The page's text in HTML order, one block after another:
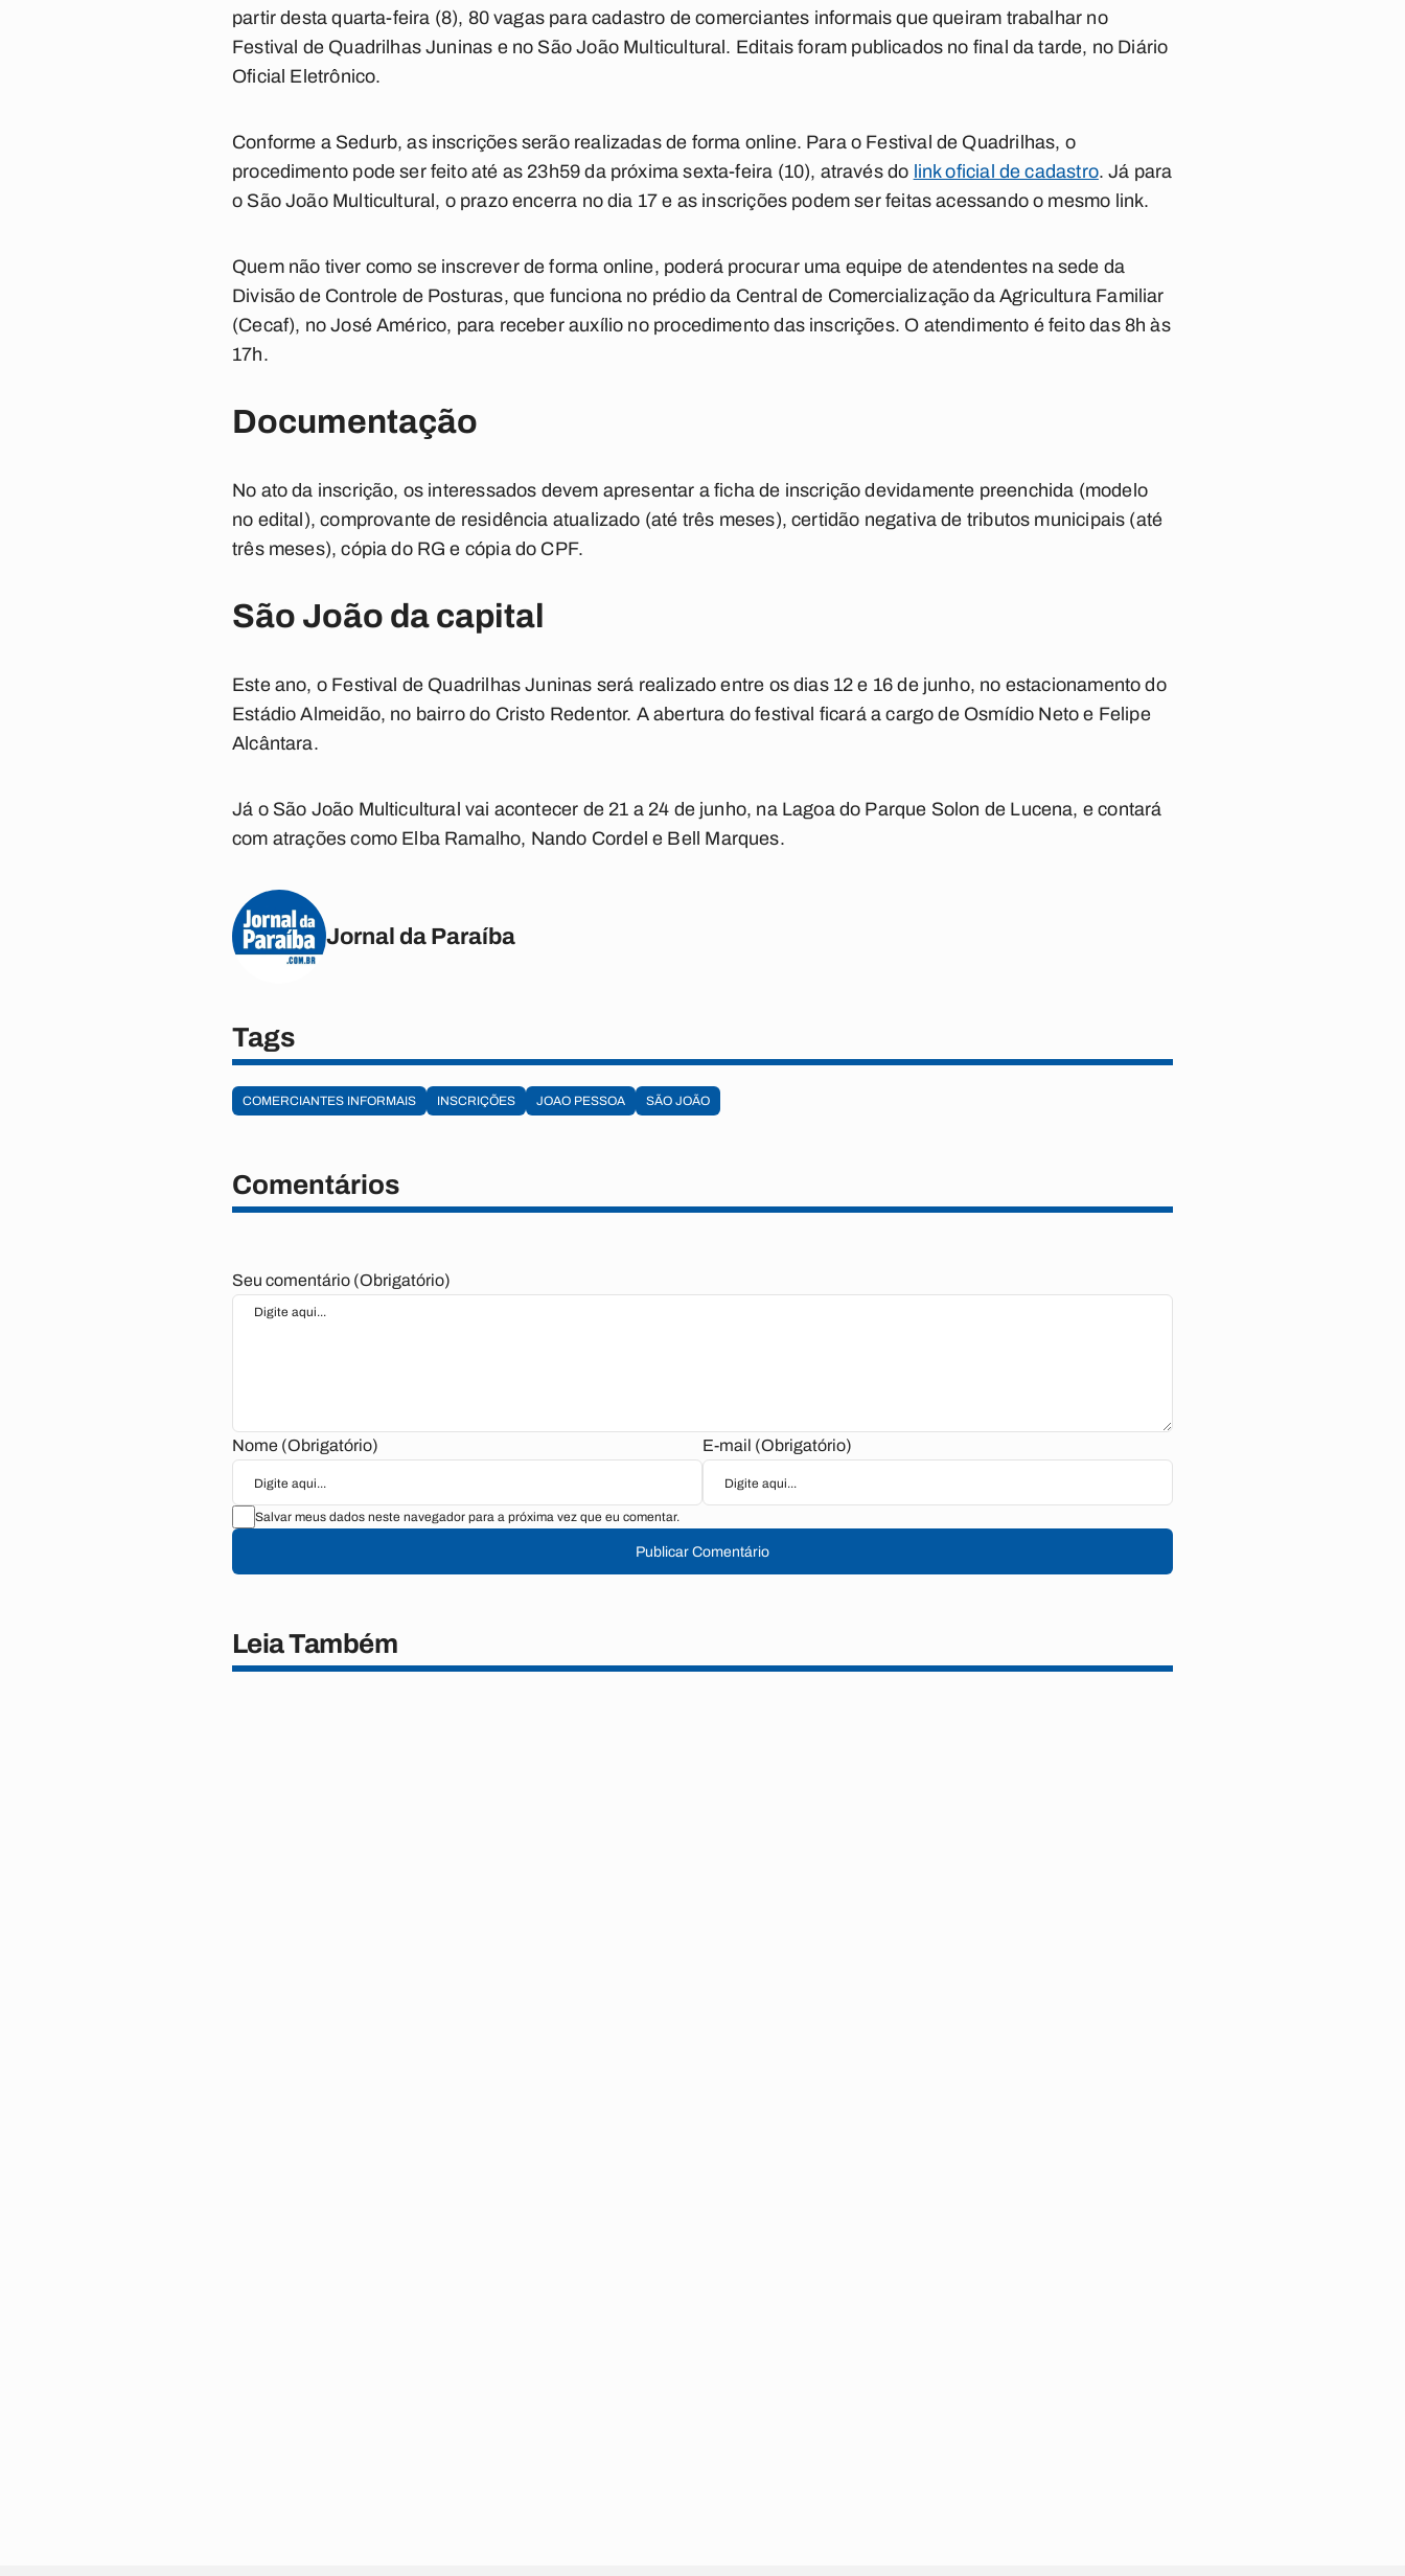
partir desta quarta-feira (8), 80 vagas para cadastro de comerciantes informais que queiram trabalhar no
Festival de Quadrilhas Juninas e no São João Multicultural . Editais foram publicados no final da tarde, no Diário
Oficial Eletrônico.
Conforme a Sedurb, as inscrições serão realizadas de forma online. Para o Festival de Quadrilhas, o
procedimento pode ser feito até as 23h59 da próxima sexta-feira (10), através do link oficial de cadastro. Já para
o São João Multicultural, o prazo encerra no dia 17 e as inscrições podem ser feitas acessando o mesmo link.
Quem não tiver como se inscrever de forma online, poderá procurar uma equipe de atendentes na sede da
Divisão de Controle de Posturas, que funciona no prédio da Central de Comercialização da Agricultura Familiar
(Cecaf), no José Américo, para receber auxílio no procedimento das inscrições. O atendimento é feito das 8h às
17h.
Documentação
No ato da inscrição, os interessados devem apresentar a ficha de inscrição devidamente preenchida (modelo
no edital), comprovante de residência atualizado (até três meses), certidão negativa de tributos municipais (até
três meses), cópia do RG e cópia do CPF.
São João da capital
Este ano, o Festival de Quadrilhas Juninas será realizado entre os dias 12 e 16 de junho, no estacionamento do
Estádio Almeidão, no bairro do Cristo Redentor. A abertura do festival ficará a cargo de Osmídio Neto e Felipe
Alcântara.
Já o São João Multicultural vai acontecer de 21 a 24 de junho, na Lagoa do Parque Solon de Lucena, e contará
com atrações como Elba Ramalho, Nando Cordel e Bell Marques.
Jornal da Paraíba
Tags
COMERCIANTES INFORMAIS INSCRIÇÕES JOAO PESSOA SÃO JOÃO
Comentários
Seu comentário (Obrigatório)
Nome (Obrigatório) E-mail (Obrigatório)
Salvar meus dados neste navegador para a próxima vez que eu comentar.
Publicar Comentário
Leia Também